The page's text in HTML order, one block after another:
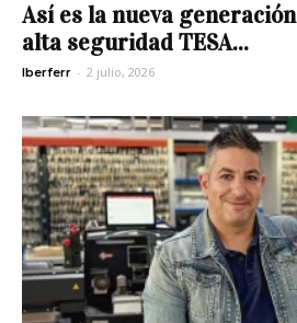
Así es la nueva
alta seguridad TESA...
Iberferr - 2 julio, 2026